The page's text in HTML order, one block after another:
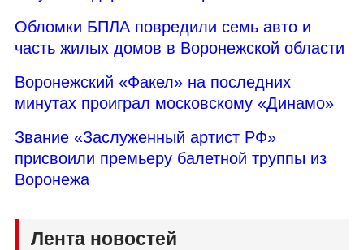
Обломки БПЛА повредили семь авто и
часть жилых домов в Воронежской области
Воронежский «Факел» на последних
минутах проиграл московскому «Динамо»
Звание «Заслуженный артист РФ»
присвоили премьеру балетной труппы из
Воронежа
Лента новостей